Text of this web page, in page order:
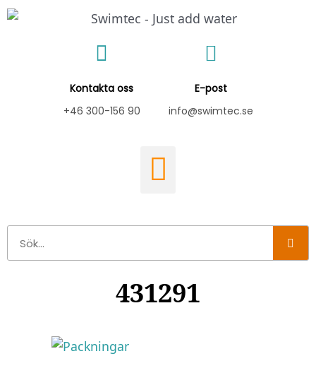
Hoppa
Kontakta oss
+46 300-156 90
E-post
info@swimtec.se
431291